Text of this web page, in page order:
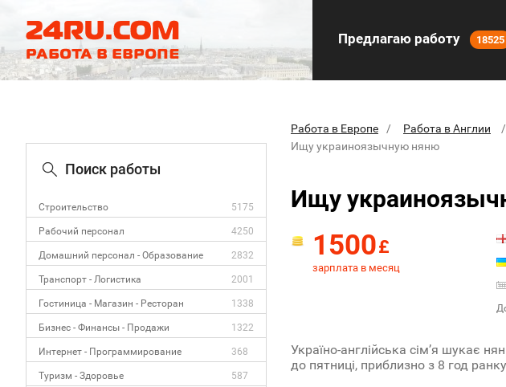
Предлагаю работу 18525
Поиск работы
Строительство 5175
Рабочий персонал 4250
Домашний персонал - Образование 2832
Транспорт - Логистика 2001
Гостиница - Магазин - Ресторан 1338
Бизнес - Финансы - Продажи 1322
Интернет - Программирование 368
Туризм - Здоровье 587
Работа в Европе Работа в Англии
Ищу украиноязычную няню
Ищу
1500£
зарплата в месяц
Україно-англійська сім’я шукає
до пятниці, приблизно з 8 год